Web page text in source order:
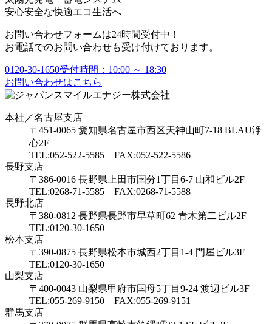
安心安全な快適エコ生活へ
お問い合わせフォームは24時間受付中！
お電話でのお問い合わせも受け付けております。
0120-30-1650受付時間：10:00 ～ 18:30
お問い合わせはこちら
本社／名古屋支店
〒451-0065 愛知県名古屋市西区天神山町7-18 BLAU浄
心2F
TEL:052-522-5585 FAX:052-522-5586
長野支店
〒386-0016 長野県上田市国分1丁目6-7 山和ビル2F
TEL:0268-71-5585 FAX:0268-71-5588
長野北店
〒380-0812 長野県長野市早草町62 青木第二ビル2F
TEL:0120-30-1650
松本支店
〒390-0875 長野県松本市城西2丁目1-4 門屋ビル3F
TEL:0120-30-1650
山梨支店
〒400-0043 山梨県甲府市国母5丁目9-24 渡辺ビル3F
TEL:055-269-9150 FAX:055-269-9151
群馬支店